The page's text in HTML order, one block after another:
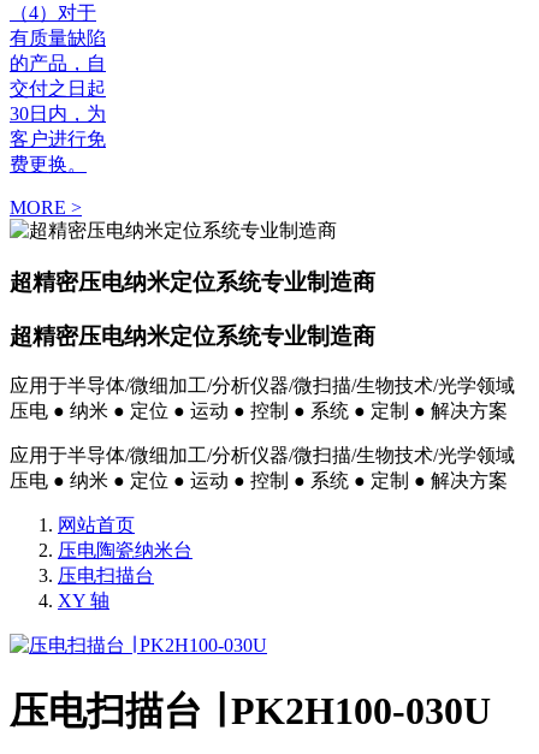
（4）对于
有质量缺陷
的产品，自
交付之日起
30日内，为
客户进行免
费更换。
MORE >
超精密压电纳米定位系统专业制造商
超精密压电纳米定位系统专业制造商
应用于半导体/微细加工/分析仪器/微扫描/生物技术/光学领域
压电 ● 纳米 ● 定位 ● 运动 ● 控制 ● 系统 ● 定制 ● 解决方案
应用于半导体/微细加工/分析仪器/微扫描/生物技术/光学领域
压电 ● 纳米 ● 定位 ● 运动 ● 控制 ● 系统 ● 定制 ● 解决方案
网站首页
压电陶瓷纳米台
压电扫描台
XY 轴
压电扫描台 ∣ PK2H100-030U